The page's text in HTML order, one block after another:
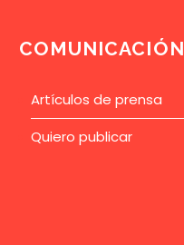
COMUNICACIÓN
Artículos de prensa
Quiero publicar